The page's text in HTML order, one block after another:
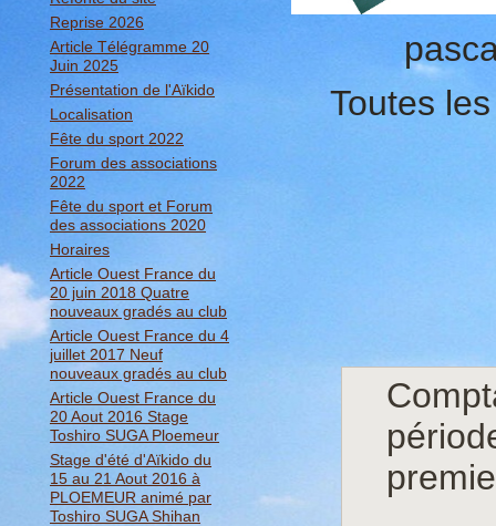
Reprise 2026
Article Télégramme 20
Juin 2025
Présentation de l'Aïkido
Localisation
Fête du sport 2022
Forum des associations
2022
Fête du sport et Forum
des associations 2020
Horaires
Article Ouest France du
20 juin 2018 Quatre
nouveaux gradés au club
Article Ouest France du 4
juillet 2017 Neuf
nouveaux gradés au club
Article Ouest France du
20 Aout 2016 Stage
Toshiro SUGA Ploemeur
Stage d'été d'Aïkido du
15 au 21 Aout 2016 à
PLOEMEUR animé par
Toshiro SUGA Shihan
Toutes